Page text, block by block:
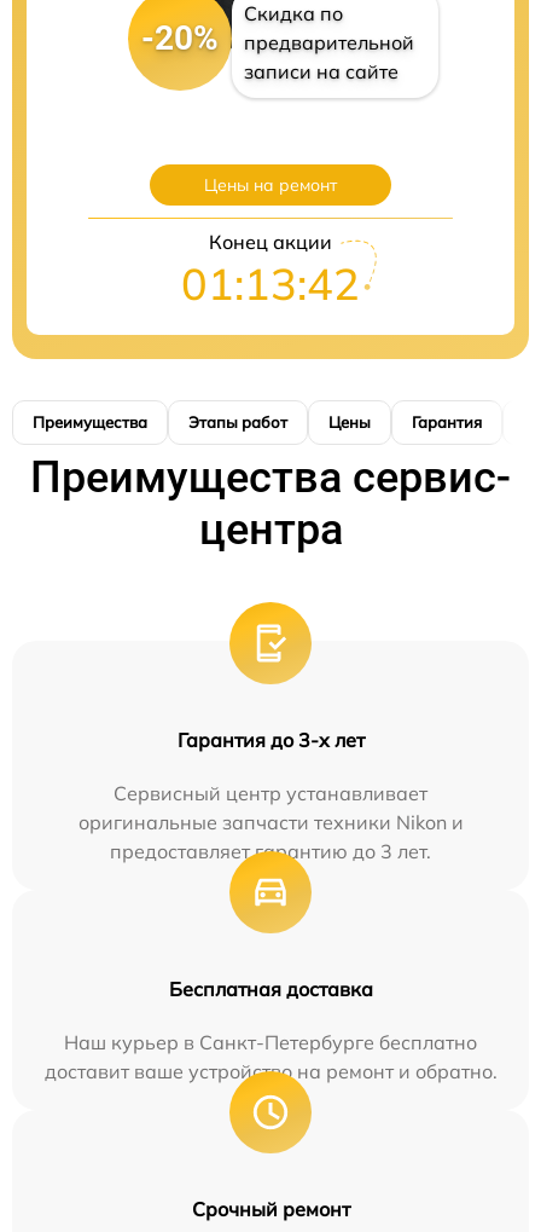
-20%
Скидка по
предварительной
записи на сайте
Цены на ремонт
Конец акции
01:13:41
Преимущества Этапы работ Цены Гарантия
Преимущества сервис-
центра
Гарантия до 3-х лет
Сервисный центр устанавливает
оригинальные запчасти техники Nikon и
предоставляет гарантию до 3 лет.
Бесплатная доставка
Наш курьер в Санкт-Петербурге бесплатно
доставит ваше устройство на ремонт и обратно.
Срочный ремонт